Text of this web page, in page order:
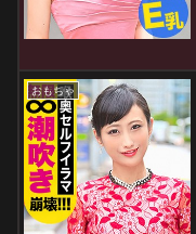
おもちゃ